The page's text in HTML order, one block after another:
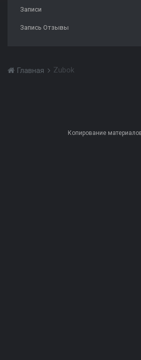
Записи
Запись Отзывы
Главная Zubok
Копирование